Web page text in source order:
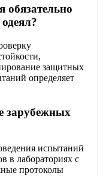
обязательно
защитных
определяет
зарубежных
испытаний
в лабораториях с
протоколы